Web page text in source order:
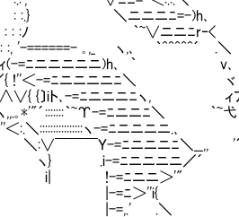
ニニニﾆ=-)h､ 〕i
:ﾉ ｀~∨ニニﾆ
｡,_ ヽ,､ ｀
ィ(-=ﾆニニニニニ)h､
!''＜-=ﾆニニニニﾆ＼
{〕iト､-=ﾆニニニ
,,.｡*'"´:::::::｀~Υ-=ﾆニニﾆ
::::::::::::::::ヽ-=ﾆニニニニ.､ { r､l
-=ﾆニニニﾆ＼__,, '´ヽ' ヽ,､
ニニニニ／´ )∨ ヽ
'" О , vゝ) : :
∧∨ : : : ＼
(_ﾉ : : : : :